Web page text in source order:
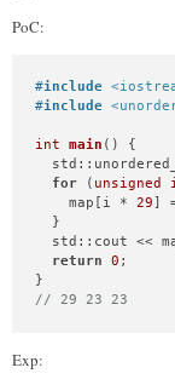
PoC:
#include
#include
int main ()
{
for ( unsigned
    map[i *
29]
  }
std::cout <<
return
0 ;
// 29 23 23
Exp: